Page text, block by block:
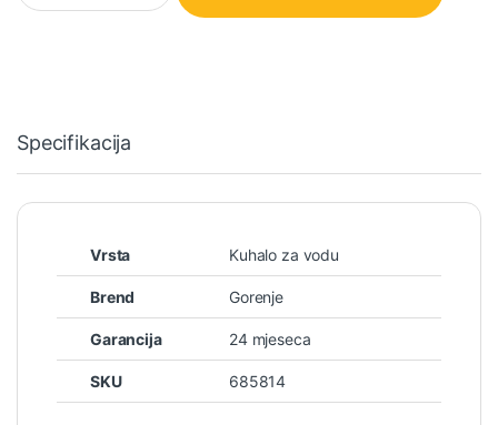
Specifikacija
Vrsta Kuhalo za vodu
Brend Gorenje
Garancija 24 mjeseca
SKU 685814